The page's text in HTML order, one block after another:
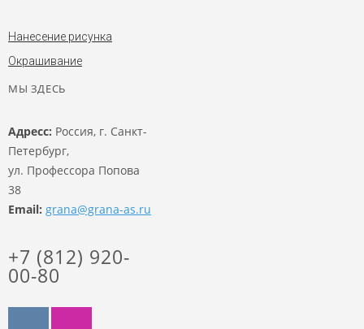
Нанесение рисунка
Окрашивание
МЫ ЗДЕСЬ
Адресс: Россия, г. Санкт-
Петербург,
ул. Профессора Попова
38
Email: grana@grana-as.ru
+7 (812) 920-
00-80